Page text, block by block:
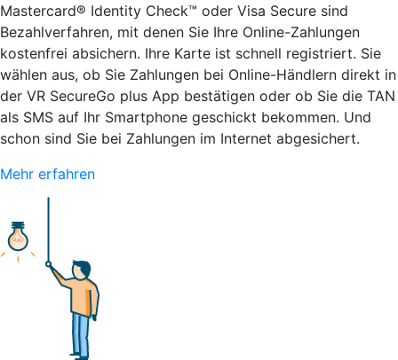
Mastercard® Identity Check™ oder Visa Secure sind
Bezahlverfahren, mit denen Sie Ihre Online-Zahlungen
kostenfrei absichern. Ihre Karte ist schnell registriert. Sie
wählen aus, ob Sie Zahlungen bei Online-Händlern direkt in
der VR SecureGo plus App bestätigen oder ob Sie die TAN
als SMS auf Ihr Smartphone geschickt bekommen. Und
schon sind Sie bei Zahlungen im Internet abgesichert.
Mehr erfahren